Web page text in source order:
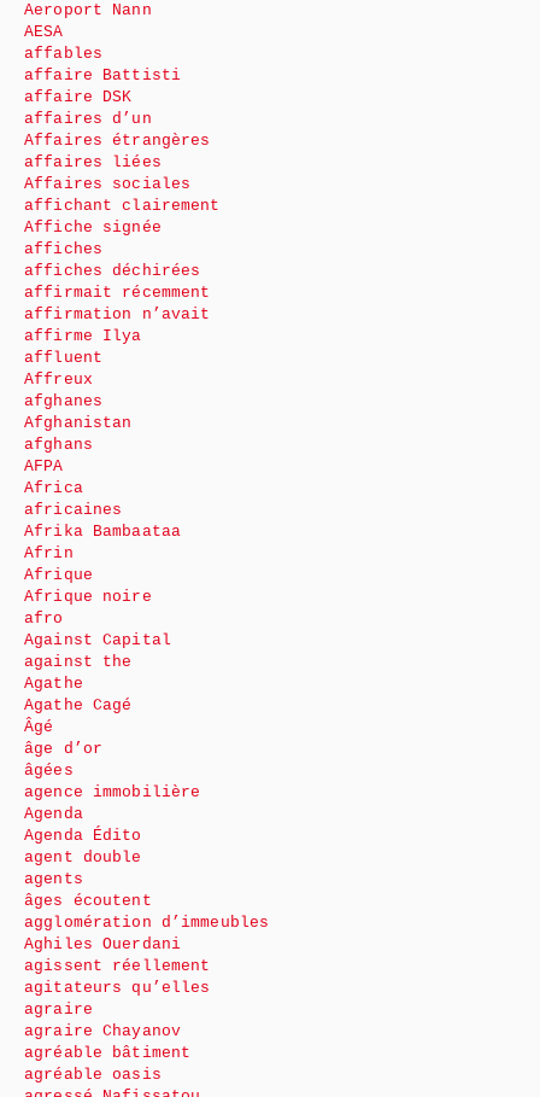
Aeroport Nann
AESA
affables
affaire Battisti
affaire DSK
affaires d’un
Affaires étrangères
affaires liées
Affaires sociales
affichant clairement
Affiche signée
affiches
affiches déchirées
affirmait récemment
affirmation n’avait
affirme Ilya
affluent
Affreux
afghanes
Afghanistan
afghans
AFPA
Africa
africaines
Afrika Bambaataa
Afrin
Afrique
Afrique noire
afro
Against Capital
against the
Agathe
Agathe Cagé
Âgé
âge d’or
âgées
agence immobilière
Agenda
Agenda Édito
agent double
agents
âges écoutent
agglomération d’immeubles
Aghiles Ouerdani
agissent réellement
agitateurs qu’elles
agraire
agraire Chayanov
agréable bâtiment
agréable oasis